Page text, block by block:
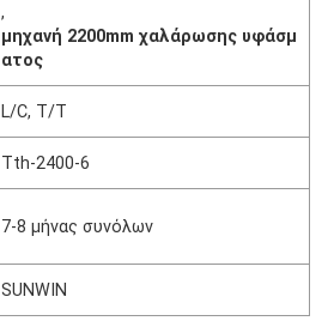
,
μηχανή 2200mm χαλάρωσης υφάσμ
ατος
L/C, T/T
Tth-2400-6
7-8 μήνας συνόλων
SUNWIN